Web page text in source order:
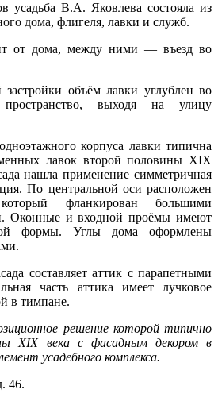
усадьба В.А. Яковлева состояла из
дома, флигеля, лавки и служб.
от дома, между ними — въезд во
объём лавки углублен во
пространство, выходя на улицу
корпуса лавки типична
лавок второй половины XIX
нашла применение симметричная
По центральной оси расположен
фланкирован большими
Оконные и входной проёмы имеют
формы. Углы дома оформлены
составляет аттик с парапетными
часть аттика имеет лучковое
в тимпане.
решение которой типично
XIX века с фасадным декором в
усадебного комплекса.
46.